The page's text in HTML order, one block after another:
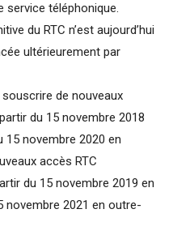
service téléphonique.
du RTC n’est aujourd’hui
ultérieurement par
de nouveaux
du 15 novembre 2018
novembre 2020 en
accès RTC
du 15 novembre 2019 en
novembre 2021 en outre-